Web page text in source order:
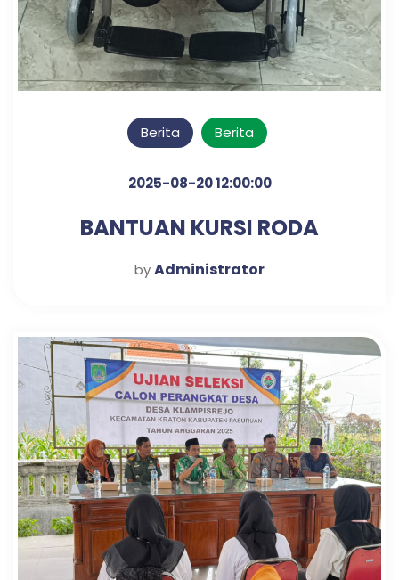
Berita Berita
2025-08-20 12:00:00
BANTUAN KURSI RODA
byAdministrator